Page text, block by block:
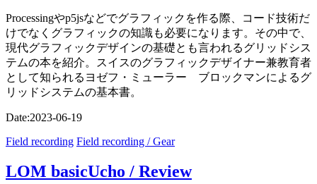
Processingやp5jsなどでグラフィックを作る際、コード技術だ
けでなくグラフィックの知識も必要になります。その中で、
現代グラフィックデザインの基礎とも言われるグリッドシス
テムの本を紹介。スイスのグラフィックデザイナー兼教育者
として知られるヨゼフ・ミューラー゠ブロックマンによるグ
リッドシステムの基本書。
Date:2023-06-19
Field recording Field recording / Gear
LOM basicUcho / Review